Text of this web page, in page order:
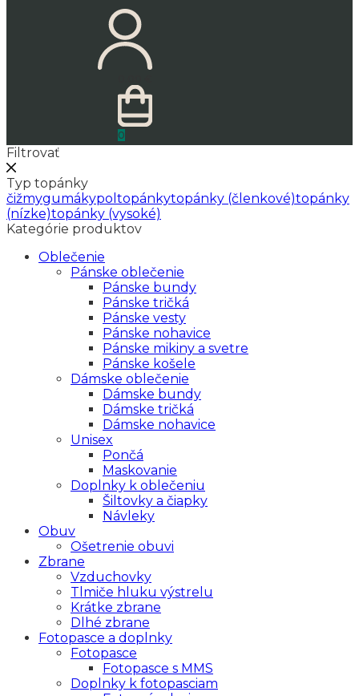
0
Filtrovať
Typ topánky
čižmygumákypoltopánkytopánky (členkové)topánky
(nízke)topánky (vysoké)
Kategórie produktov
Oblečenie
Pánske oblečenie
Pánske bundy
Pánske tričká
Pánske vesty
Pánske nohavice
Pánske mikiny a svetre
Pánske košele
Dámske oblečenie
Dámske bundy
Dámske tričká
Dámske nohavice
Unisex
Pončá
Maskovanie
Doplnky k oblečeniu
Šiltovky a čiapky
Návleky
Obuv
Ošetrenie obuvi
Zbrane
Vzduchovky
Tlmiče hluku výstrelu
Krátke zbrane
Dlhé zbrane
Fotopasce a doplnky
Fotopasce
Fotopasce s MMS
Doplnky k fotopasciam